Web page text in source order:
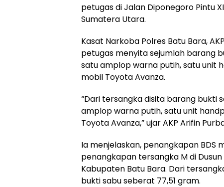
petugas di Jalan Diponegoro Pintu
Sumatera Utara.
Kasat Narkoba Polres Batu Bara,
petugas menyita sejumlah barang
satu amplop warna putih, satu unit
mobil Toyota Avanza.
“Dari tersangka disita barang bukti
amplop warna putih, satu unit
Toyota Avanza,” ujar AKP Arifin
Ia menjelaskan, penangkapan
penangkapan tersangka M di Dusun
Kabupaten Batu Bara. Dari
bukti sabu seberat 77,51 gram.